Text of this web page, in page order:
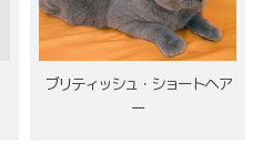
ブリティッシュ・ショートヘア
ー